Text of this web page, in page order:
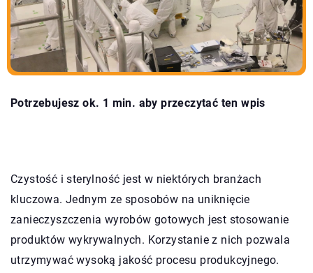
Potrzebujesz ok. 1 min. aby przeczytać ten wpis
Czystość i sterylność jest w niektórych branżach
kluczowa. Jednym ze sposobów na uniknięcie
zanieczyszczenia wyrobów gotowych jest stosowanie
produktów wykrywalnych. Korzystanie z nich pozwala
utrzymywać wysoką jakość procesu produkcyjnego.